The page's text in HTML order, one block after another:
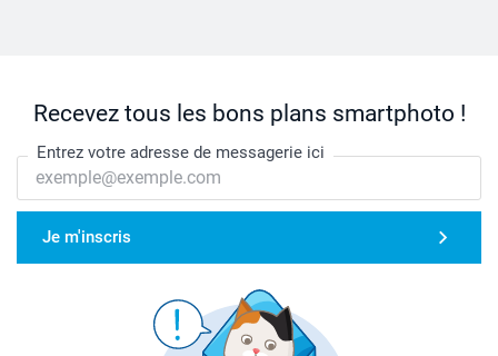
Recevez tous les bons plans smartphoto !
Entrez votre adresse de messagerie ici
Je m'inscris